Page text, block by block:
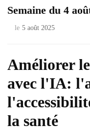
Semaine du 4
le 5 août 2025
Améliorer
avec l'IA:
la santé